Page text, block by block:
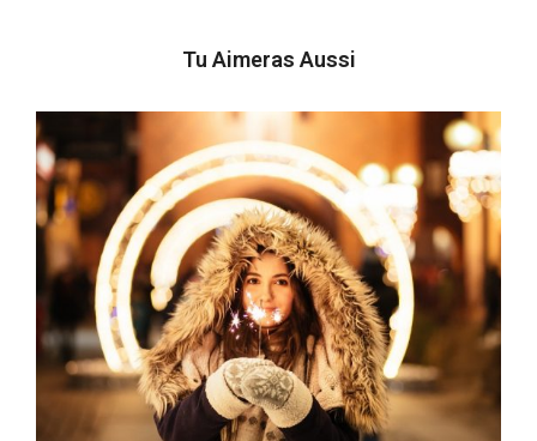
Tu Aimeras Aussi